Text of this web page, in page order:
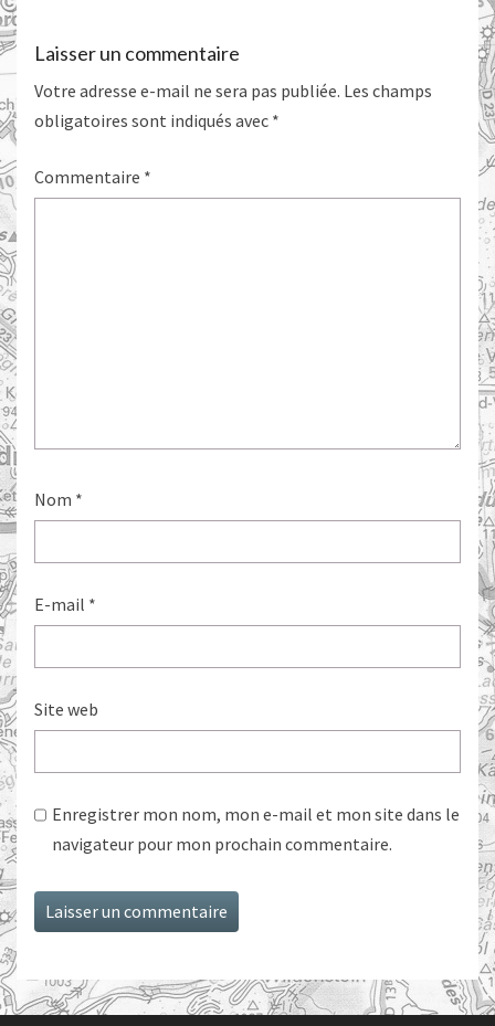
Laisser un commentaire
Votre adresse e-mail ne sera pas publiée. Les champs
obligatoires sont indiqués avec *
Commentaire *
Nom *
E-mail *
Site web
Enregistrer mon nom, mon e-mail et mon site dans le
navigateur pour mon prochain commentaire.